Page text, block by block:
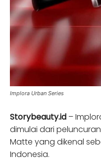
Implora Urban Series
Storybeauty.id –
dimulai dari
Matte yang dikenal
Indonesia.